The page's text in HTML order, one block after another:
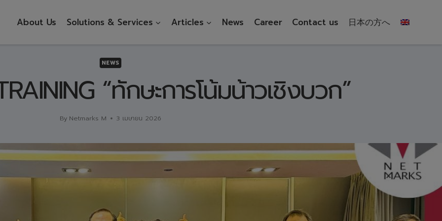
About Us Solutions & Services Articles News Career Contact us 日本の方へ
NEWS
“ทักษะการโน้มน้าวเชิงบวก”
By Netmarks M 3 เมษายน 2026